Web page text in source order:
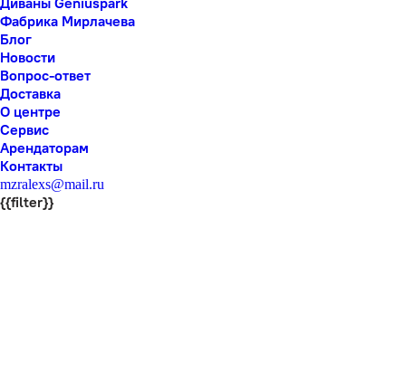
Фабрика Мирлачева
Блог
Новости
Вопрос-ответ
Доставка
О центре
Сервис
Арендаторам
Контакты
mzralexs@mail.ru
{{filter}}